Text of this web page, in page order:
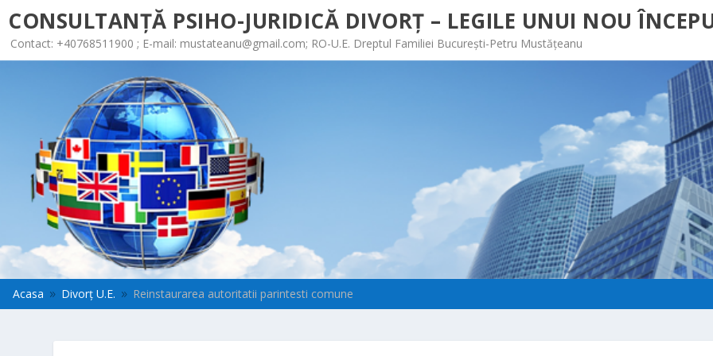
CONSULTANȚĂ PSIHO-JURIDICĂ DIVORȚ – LEGILE UNUI NOU
Contact: +40768511900 ; E-mail: mustateanu@gmail.com; RO-U.E. Dreptul Familiei București-Petru Mustățeanu
Acasa 9 Divorț U.E. 9 Reinstaurarea autoritatii parintesti comune